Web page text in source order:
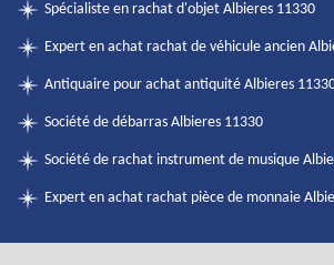
Spécialiste en rachat d'objet Albieres 11330
Expert en achat rachat de véhicule ancien
Antiquaire pour achat antiquité Albieres
Société de débarras Albieres 11330
Société de rachat instrument de musique
Expert en achat rachat pièce de monnaie